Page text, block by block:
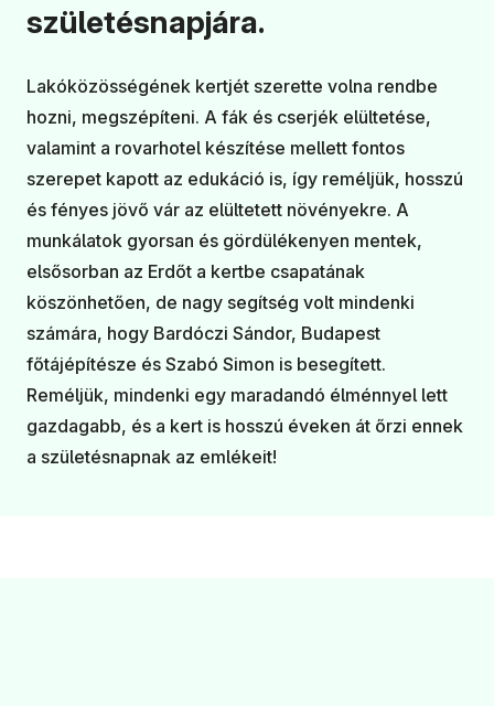
születésnapjára.
Lakóközösségének kertjét szerette volna rendbe
hozni, megszépíteni. A fák és cserjék elültetése,
valamint a rovarhotel készítése mellett fontos
szerepet kapott az edukáció is, így reméljük, hosszú
és fényes jövő vár az elültetett növényekre. A
munkálatok gyorsan és gördülékenyen mentek,
elsősorban az Erdőt a kertbe csapatának
köszönhetően, de nagy segítség volt mindenki
számára, hogy Bardóczi Sándor, Budapest
főtájépítésze és Szabó Simon is besegített.
Reméljük, mindenki egy maradandó élménnyel lett
gazdagabb, és a kert is hosszú éveken át őrzi ennek
a születésnapnak az emlékeit!